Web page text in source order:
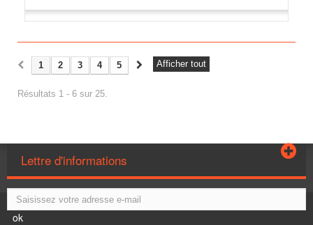
Afficher tout
1 2 3 4 5
Résultats 1 - 6 sur 25.
Lettre d'informations
ok